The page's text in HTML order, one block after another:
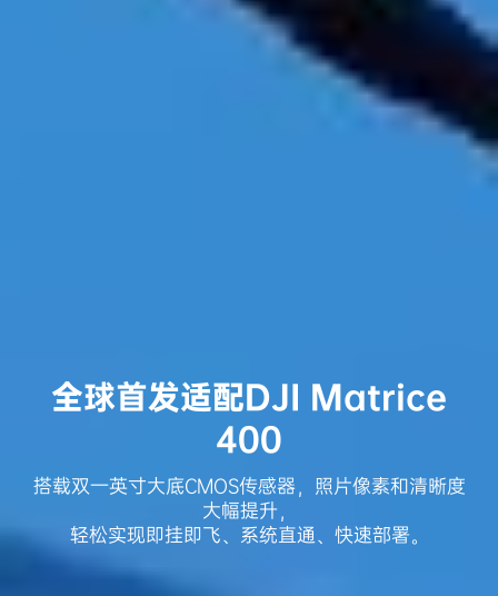
全球首发适配DJI Matrice
400
搭载双一英寸大底CMOS传感器，照片像素和清晰度
大幅提升，
轻松实现即挂即飞、系统直通、快速部署。